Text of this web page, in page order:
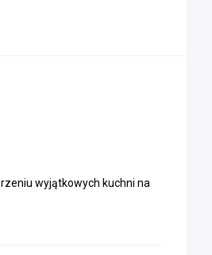
wyjątkowych kuchni na